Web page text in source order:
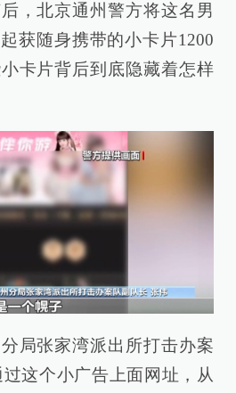
，北京通州警方将这名男
获随身携带的小卡片1200
卡片背后到底隐藏着怎样
局张家湾派出所打击办案
这个小广告上面网址，从